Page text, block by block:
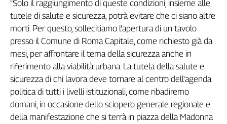
Collettiva
Talk
La
settimana
Collettiva
Girasoli
Il
Sassolino
Linea
"Solo il raggiungimento di queste condizioni, insieme alle
tutele di salute e sicurezza, potrà evitare che ci siano altre
morti. Per questo, sollecitiamo l'apertura di un tavolo
presso il Comune di Roma Capitale, come richiesto già da
mesi, per affrontare il tema della sicurezza anche in
riferimento alla viabilità urbana. La tutela della salute e
sicurezza di chi lavora deve tornare al centro dell'agenda
politica di tutti i livelli istituzionali, come ribadiremo
domani, in occasione dello sciopero generale regionale e
della manifestazione che si terrà in piazza della Madonna